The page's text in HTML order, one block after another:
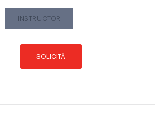
INSTRUCTOR
SOLICITĂ